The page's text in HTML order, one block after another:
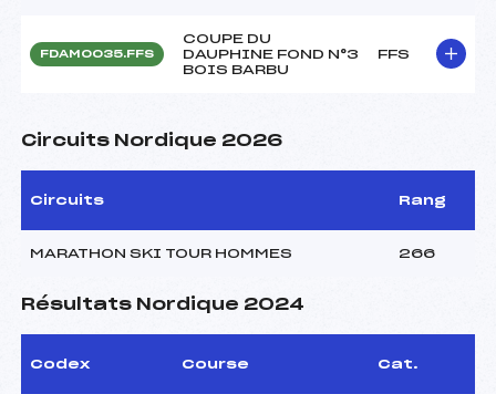
FDAM0035.FFS
COUPE DU
DAUPHINE FOND N°3
BOIS BARBU
FFS
Circuits Nordique 2026
Circuits Rang
MARATHON SKI TOUR HOMMES 266
Résultats Nordique 2024
Codex Course Cat.